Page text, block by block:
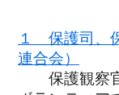
１ 保護司、
連合会）
保護観察官